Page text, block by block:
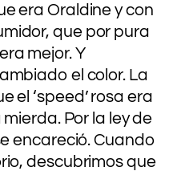
era Oraldine y con
que por pura
mejor. Y
el color. La
el ‘speed’ rosa era
Por la ley de
encareció. Cuando
descubrimos que